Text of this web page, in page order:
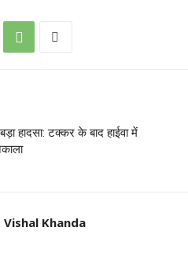
हादसा: टक्कर के बाद हाईवा में
Vishal Khanda